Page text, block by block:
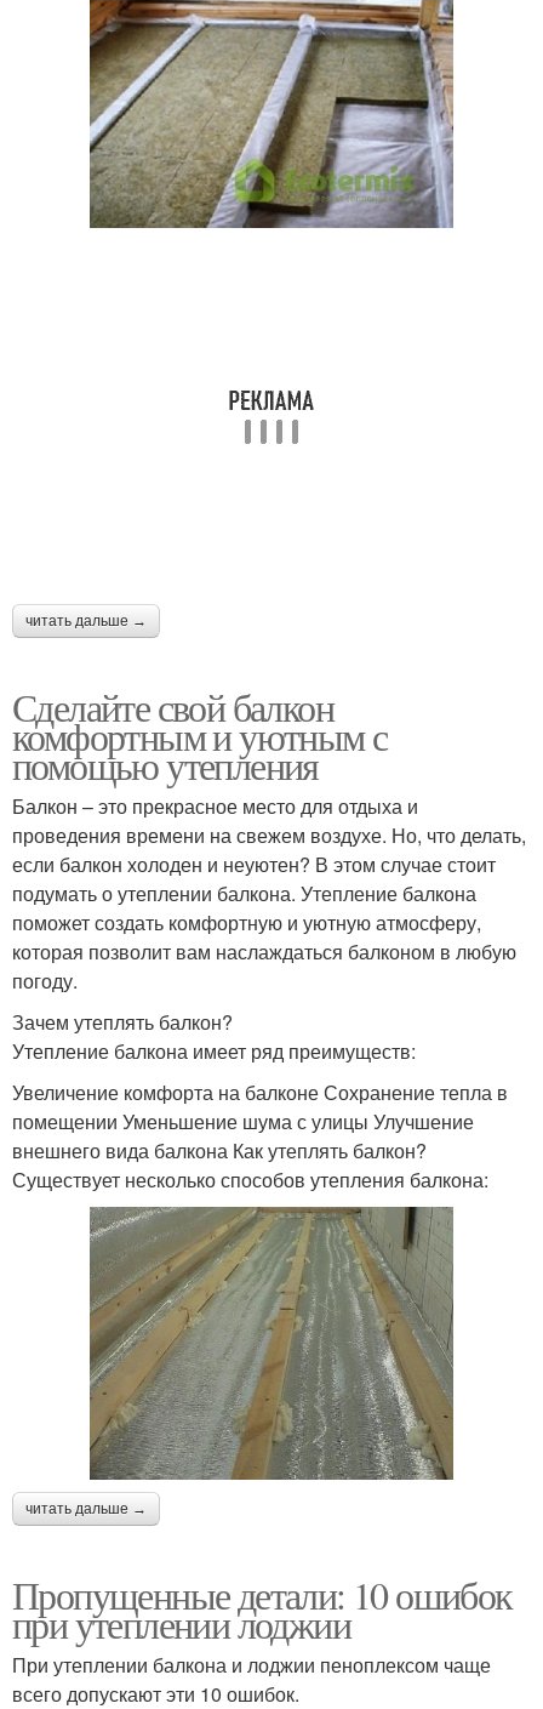
читать дальше →
Сделайте свой балкон
комфортным и уютным с
помощью утепления
Балкон – это прекрасное место для отдыха и
проведения времени на свежем воздухе. Но, что делать,
если балкон холоден и неуютен? В этом случае стоит
подумать о утеплении балкона. Утепление балкона
поможет создать комфортную и уютную атмосферу,
которая позволит вам наслаждаться балконом в любую
погоду.
Зачем утеплять балкон?
Утепление балкона имеет ряд преимуществ:
Увеличение комфорта на балконе Сохранение тепла в
помещении Уменьшение шума с улицы Улучшение
внешнего вида балкона Как утеплять балкон?
Существует несколько способов утепления балкона:
читать дальше →
Пропущенные детали: 10 ошибок
при утеплении лоджии
При утеплении балкона и лоджии пеноплексом чаще
всего допускают эти 10 ошибок.